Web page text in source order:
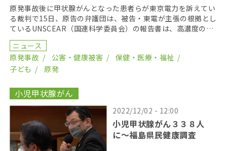
原発事故後に甲状腺がんとなった患者らが東京電力を訴えてい
る裁判で15日、原告の弁護団は、被告・東電が主張の根拠とし
ているUNSCEAR（国連科学委員会）の報告書は、高濃度の放
射性プルームを100分の1に過小評価していると […]
ニュース
原発事故
公害・健康被害
保健・医療・福祉
子ども
原発
小児甲状腺がん
2022/12/02 - 12:00
小児甲状腺がん３３８人
に〜福島県民健康調査